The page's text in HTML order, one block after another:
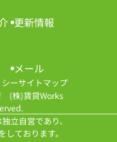
更新情報
メール
ーサイトマップ
(株)賃貸Works
立自営であり、
ております。